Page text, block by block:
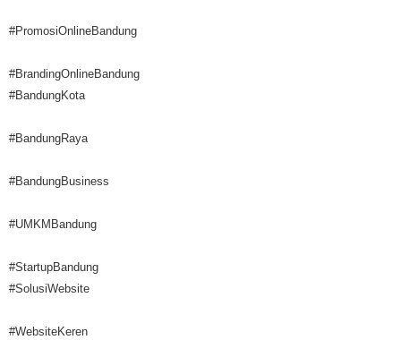
#PromosiOnlineBandung
#BrandingOnlineBandung
#BandungKota
#BandungRaya
#BandungBusiness
#UMKMBandung
#StartupBandung
#SolusiWebsite
#WebsiteKeren